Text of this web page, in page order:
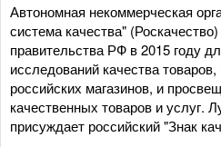
Автономная некоммерческая
система качества"
правительства РФ в 2015 году
исследований качества
российских магазинов, и
качественных товаров и услуг.
присуждает российский "Знак